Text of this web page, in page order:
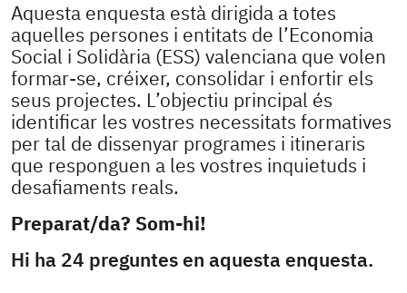
Aquesta enquesta està dirigida a totes
aquelles persones i entitats de l’Economia
Social i Solidària (ESS) valenciana que volen
formar-se, créixer, consolidar i enfortir els
seus projectes. L’objectiu principal és
identificar les vostres necessitats formatives
per tal de dissenyar programes i itineraris
que responguen a les vostres inquietuds i
desafiaments reals.
Preparat/da? Som-hi!
Hi ha 24 preguntes en aquesta enquesta.